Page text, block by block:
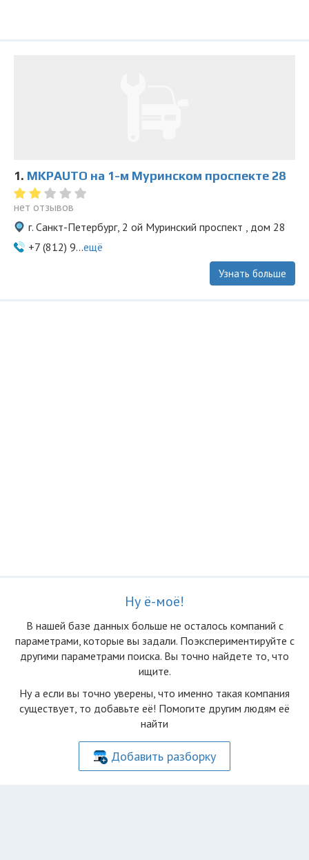
1. MKPAUTO на 1-м Муринском проспекте 28
нет отзывов
г. Санкт-Петербург, 2 ой Муринский проспект , дом 28
+7 (812) 9...ещё
Узнать больше
Ну ё-моё!
В нашей базе данных больше не осталоcь компаний с
параметрами, которые вы задали. Поэкспериментируйте с
другими параметрами поиска. Вы точно найдете то, что
ищите.
Ну а если вы точно уверены, что именно такая компания
существует, то добавьте её! Помогите другим людям её
найти
Добавить разборку